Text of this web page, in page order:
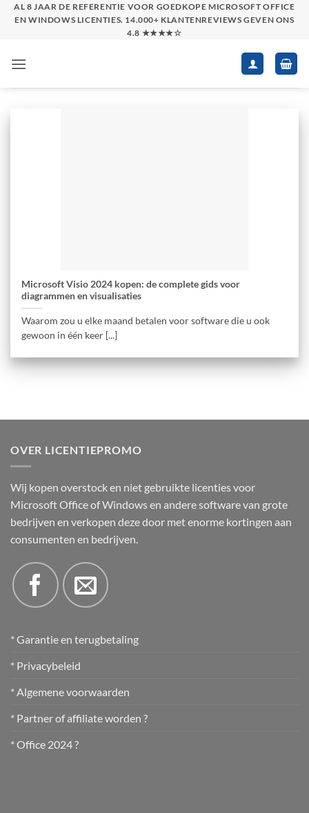
SkipAL 8 JAAR DE REFERENTIE VOOR GOEDKOPE MICROSOFT OFFICE
EN WINDOWS LICENTIES. 14.000+ KLANTENREVIEWS GEVEN ONS
4.8 ★★★★☆
Microsoft Visio 2024 kopen: de complete gids voor
diagrammen en visualisaties
Waarom zou u elke maand betalen voor software die u ook
gewoon in één keer [...]
OVER LICENTIEPROMO
Wij kopen overstock en niet gebruikte licenties voor
Microsoft Office of Windows en andere software van grote
bedrijven en verkopen deze door met enorme kortingen aan
consumenten en bedrijven.
* Garantie en terugbetaling
* Privacybeleid
* Algemene voorwaarden
* Partner of affiliate worden ?
* Office 2024 ?